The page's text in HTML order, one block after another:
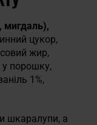
мигдаль),
цукор,
жир,
у порошку,
1%,
шкаралупи, а